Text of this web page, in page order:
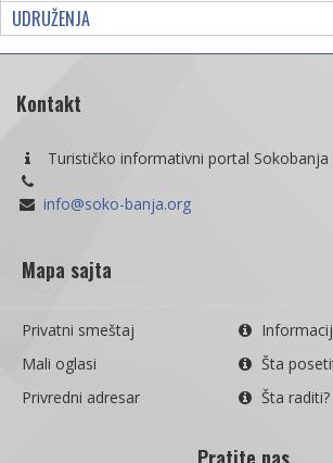
UDRUŽENJA
Kontakt
Turističko informativni portal Sokobanja
info@soko-banja.org
Mapa sajta
Privatni smeštaj
Mali oglasi
Privredni adresar
Šta
Šta raditi?